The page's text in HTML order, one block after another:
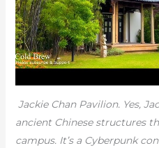
Jackie Chan Pavilion. Yes,
ancient Chinese structures
campus. It’s a Cyberpunk